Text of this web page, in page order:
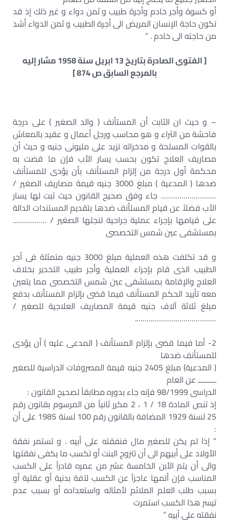
أو كسوة وأجر خادم وأجرة طبيب و ثمن دواء و غير ذلك إذ قد
تكون حاجة الإنسان المريض الى أجرة الطبيب و ثمن الدواء أشد
من حاجته الى خادم . ”
[ الفتوى الصادرة بتاريخ 13 ابريل سنة 1958 مشار إليه
بالمرجع السابق ص 874 ]
– و حيث ان الثابت أن المستأنف ( والد الصغير ) على درجة
فاحشة من الثراء و هو محاسب ورجل أعمال و عقيد بالمعاش
بالقوات المسلحة و مدخراته تزيد على مليونى جنيه و حيث أن
مصاريف العلاج تكون بحسب يسار الأب فإن ما قضت به
محكمة أول درجة من إلزام المستأنف بأن يؤدى للمستأنف
ضدها ( المدعية ) مبلغ 3000 جنيه قيمة مصاريف الصغير /
……………………… جاء وفق صحيح القانون حيث ثبت لها يسار
الأب فضلاً عن قيام المستأنف ضدها بتقديم المستندات الدالة
على قيامها بإجراء عملية جراحية لنجلها الصغير / ……………..
بمستشفى عين شمس التخصصى
و قد تكلفت هذه العملية مبلغ 3000 جنيه متمثلة فى أجر
الطبيب الذى قام بإجراء العملية وأجر طبيب التخدير بخلاف
العلاج والإقامة بمستشفى عين شمس التخصصى مما يتعين
معه تأييد الحكم المستأنف فيما قضى بإلزام المستأنف بدفع
مبلغ ثلاثة آلاف جنيه قيمة المصاريف العلاجية للصغير /
………………………………….
2- أما فيما قضى بإلزام المستأنف ( المدعى عليه ) أن يؤدى
للمستأنف ضدها
( المدعية) مبلغ 2405 جنيه قيمة المصروفات الدراسية للصغير
ـــــــــ عن العام
الدراسى 98/1999 فإنه جاء بدوره مطابقاً لصحيح القانون :
إذ تنص المادة 18 / 1 ، 2 مكرر ثانياً من المرسوم بقانون رقم
25 لسنة 1929 المضافة بالقانون رقم 100 لسنة 1985 على أن
:
” إذا لم يكن للصغير مال فنفقته على أبيه . و تستمر نفقة
الأولاد على أبيهم الى أن تتزوج البنت أو تكسب ما يكفى نفقتها
والى أن يتم الأبن الخامسة عشر من عمره قادراً على الكسب
المناسب فإن أتمها عاجزاً عن الكسب لآفة بدنية أو عقلية أو
بسبب طلب العلم الملائم لأمثاله واستعداده أو بسبب عدم
تيسر هذا الكسب استمرت
نفقته على أبيه ”